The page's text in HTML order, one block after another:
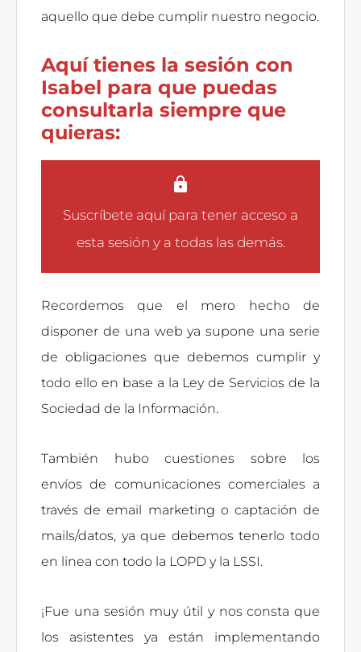
aquello que debe cumplir nuestro negocio.
Aquí tienes la sesión con
Isabel para que puedas
consultarla siempre que
quieras:
Suscríbete aquípara tener acceso a
esta sesión y a todas las demás.
Recordemos que el mero hecho de
disponer de una web ya supone una serie
de obligaciones que debemos cumplir y
todo ello en base a la Ley de Servicios de la
Sociedad de la Información.
También hubo cuestiones sobre los
envíos de comunicaciones comerciales a
través de email marketing o captación de
mails/datos, ya que debemos tenerlo todo
en linea con todo la LOPD y la LSSI.
¡Fue una sesión muy útil y nos consta que
los asistentes ya están implementando